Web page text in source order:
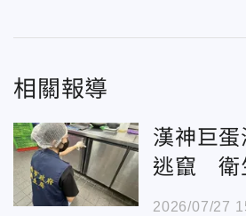
相關報導
漢神巨
逃竄 衛
以上
2026/07/27